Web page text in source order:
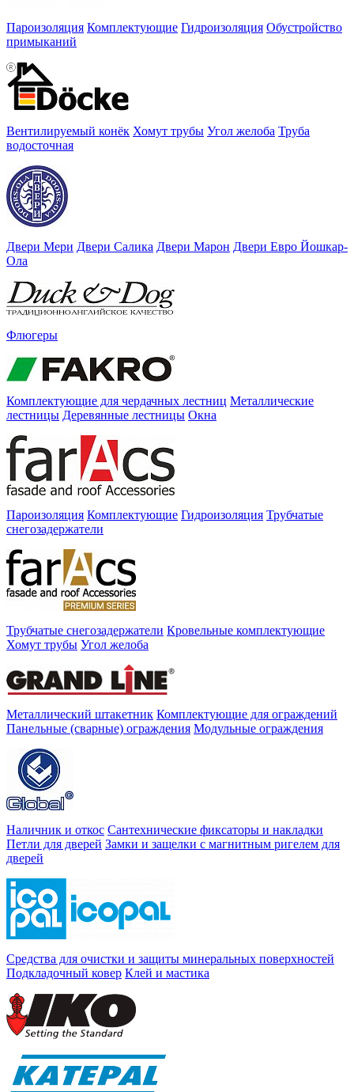
Пароизоляция Комплектующие Гидроизоляция Обустройство
примыканий
Вентилируемый конёк Хомут трубы Угол желоба Труба
водосточная
Двери Мери Двери Салика Двери Марон Двери Евро Йошкар-
Ола
Флюгеры
Комплектующие для чердачных лестниц Металлические
лестницы Деревянные лестницы Окна
Пароизоляция Комплектующие Гидроизоляция Трубчатые
снегозадержатели
Трубчатые снегозадержатели Кровельные комплектующие
Хомут трубы Угол желоба
Металлический штакетник Комплектующие для ограждений
Панельные (сварные) ограждения Модульные ограждения
Наличник и откос Сантехнические фиксаторы и накладки
Петли для дверей Замки и защелки с магнитным ригелем для
дверей
Средства для очистки и защиты минеральных поверхностей
Подкладочный ковер Клей и мастика